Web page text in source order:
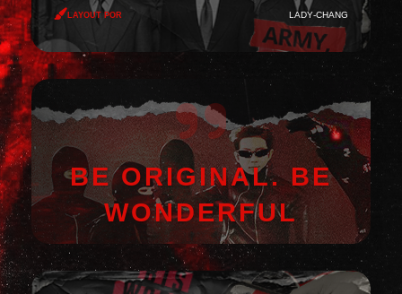
Layout por Lady-Chang
BE ORIGINAL. BE
WONDERFUL